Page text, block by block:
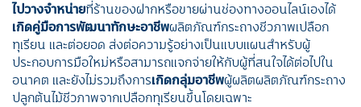
ไปวางจำหน่ายที่ร้านของฝากหรือขายผ่านช่องทางออนไลน์เองได้
เกิดคู่มือการพัฒนาทักษะอาชีพผลิตภัณฑ์กระถางชีวภาพเปลือก
ทุเรียน และต่อยอด ส่งต่อความรู้อย่างเป็นแบบแผนสำหรับผู้
ประกอบการมือใหม่หรือสามารถแจกจ่ายให้กับผู้ที่สนใจได้ต่อไปใน
อนาคต และยังไม่รวมถึงการเกิดกลุ่มอาชีพผู้ผลิตผลิตภัณฑ์กระถาง
ปลูกต้นไม้ชีวภาพจากเปลือกทุเรียนขึ้นโดยเฉพาะ